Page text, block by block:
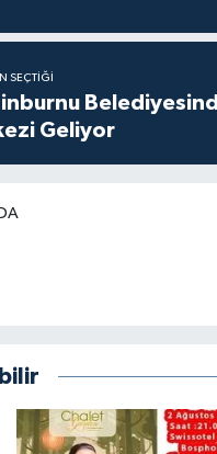
SEÇTIĞI
Geliyor